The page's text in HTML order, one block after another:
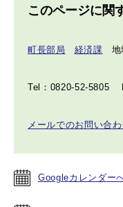
このページに関
町長部局 経済課 地
Tel：0820-52-5805
メールでのお問い合
Googleカレンダー